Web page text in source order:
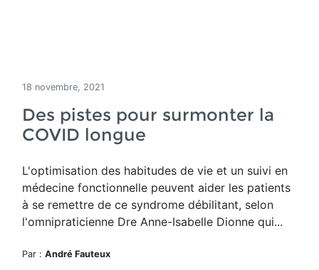
18 novembre, 2021
Des pistes pour surmonter la
COVID longue
L'optimisation des habitudes de vie et un suivi en
médecine fonctionnelle peuvent aider les patients
à se remettre de ce syndrome débilitant, selon
l'omnipraticienne Dre Anne-Isabelle Dionne qui...
Par : André Fauteux